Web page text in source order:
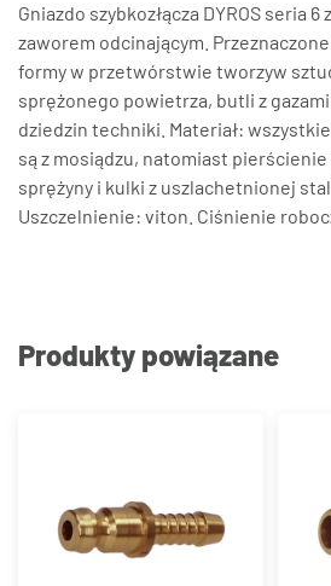
Gniazdo szybkozłącza DYROS seria
zaworem odcinającym.
formy w przetwórstwie tworzyw
sprężonego powietrza, butli z
dziedzin techniki. Materiał:
są z mosiądzu, natomiast
sprężyny i kulki z uszlachetnionej
Uszczelnienie: viton. Ciśnienie
Produkty powiązane